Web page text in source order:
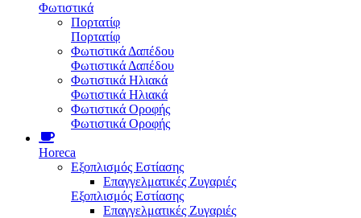
Φωτιστικά
Πορτατίφ
Πορτατίφ
Φωτιστικά Δαπέδου
Φωτιστικά Δαπέδου
Φωτιστικά Ηλιακά
Φωτιστικά Ηλιακά
Φωτιστικά Οροφής
Φωτιστικά Οροφής
Horeca
Εξοπλισμός Εστίασης
Επαγγελματικές Ζυγαριές
Εξοπλισμός Εστίασης
Επαγγελματικές Ζυγαριές